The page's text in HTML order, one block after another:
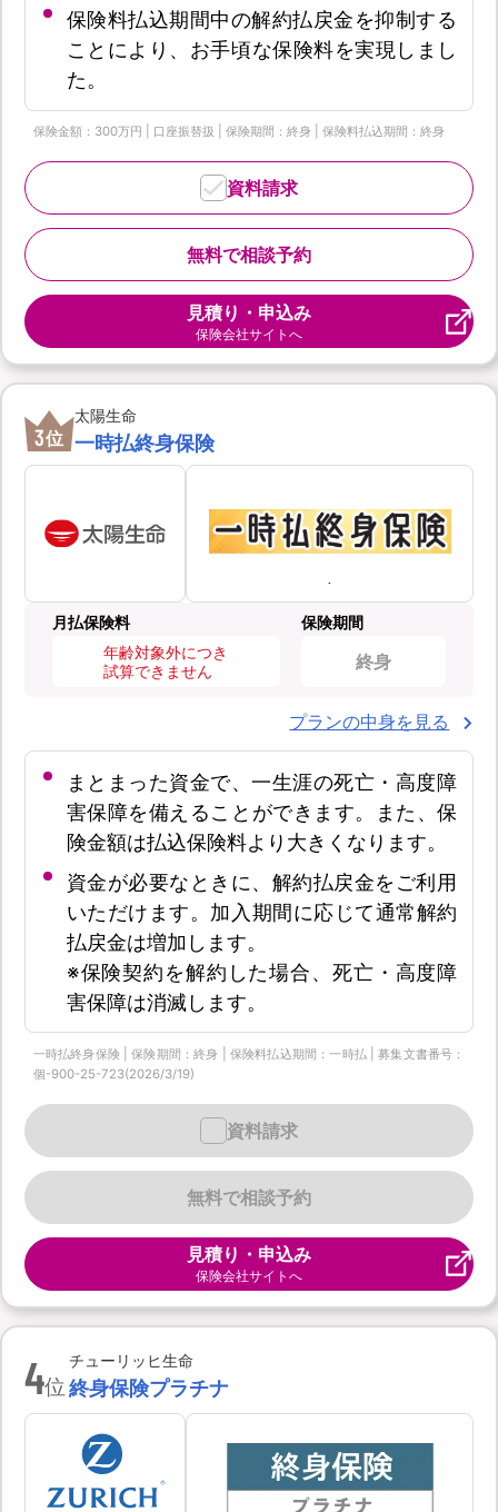
保険料払込期間中の解約払戻金を抑制する
ことにより、お手頃な保険料を実現しまし
た。
保険金額：300万円 | 口座振替扱 | 保険期間：終身 | 保険料払込期間：終身
無料で相談予約
資料請求
見積り・申込み
保険会社サイトへ
3位
太陽生命
一時払終身保険
月払保険料
年齢対象外につき
試算できません
保険期間
終身
プランの中身を見る
まとまった資金で、一生涯の死亡・高度障
害保障を備えることができます。また、保
険金額は払込保険料より大きくなります。
資金が必要なときに、解約払戻金をご利用
いただけます。加入期間に応じて通常解約
払戻金は増加します。
※保険契約を解約した場合、死亡・高度障
害保障は消滅します。
一時払終身保険 | 保険期間：終身 | 保険料払込期間：一時払 | 募集文書番号：
個-900-25-723(2026/3/19)
無料で相談予約
資料請求
見積り・申込み
保険会社サイトへ
4位
チューリッヒ生命
終身保険プラチナ